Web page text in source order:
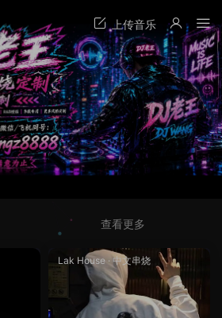
Lak House · 中文串烧
查看更多